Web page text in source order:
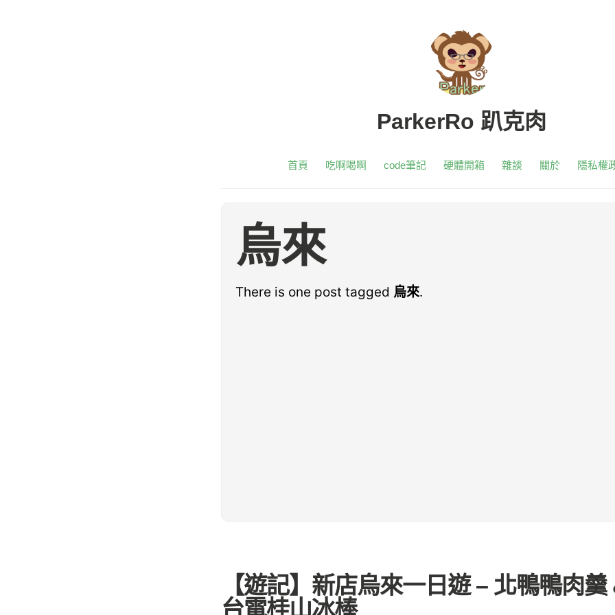
ParkerRo 趴克肉
首頁 吃啊喝啊 code筆記 硬體開箱 雜談 關於 隱私權
烏來
There is one post tagged 烏來.
【遊記】新店烏來一日遊 – 北鴨鴨肉羹
台電桂山冰棒